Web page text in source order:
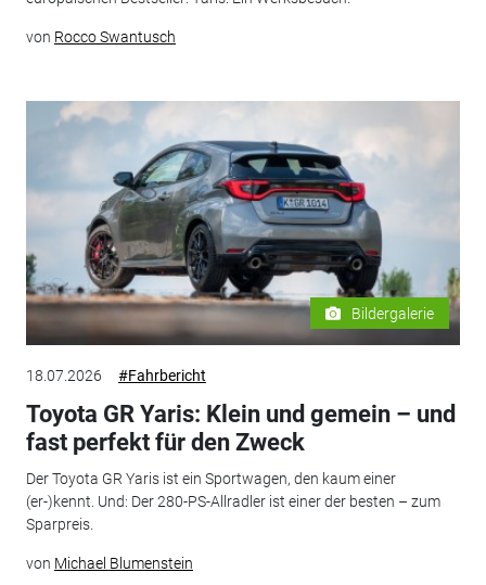
von Rocco Swantusch
Bildergalerie
18.07.2026 #Fahrbericht
Toyota GR Yaris: Klein und gemein – und
fast perfekt für den Zweck
Der Toyota GR Yaris ist ein Sportwagen, den kaum einer
(er-)kennt. Und: Der 280-PS-Allradler ist einer der besten – zum
Sparpreis.
von Michael Blumenstein